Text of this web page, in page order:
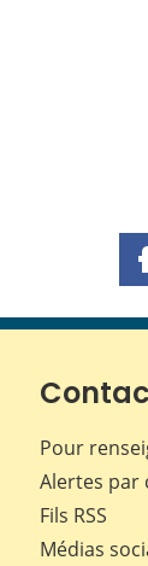
Pour
Alertes par
Fils RSS
Médias